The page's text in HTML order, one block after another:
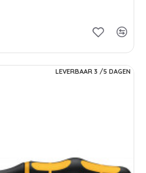
LEVERBAAR 3 /5 DAGEN